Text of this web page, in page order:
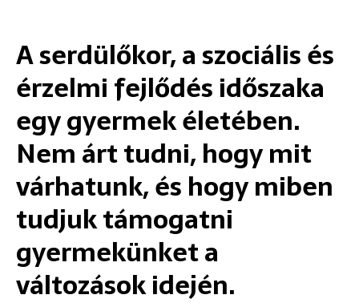
A serdülőkor, a szociális és
érzelmi fejlődés időszaka
egy gyermek életében.
Nem árt tudni, hogy mit
várhatunk, és hogy miben
tudjuk támogatni
gyermekünket a
változások idején.